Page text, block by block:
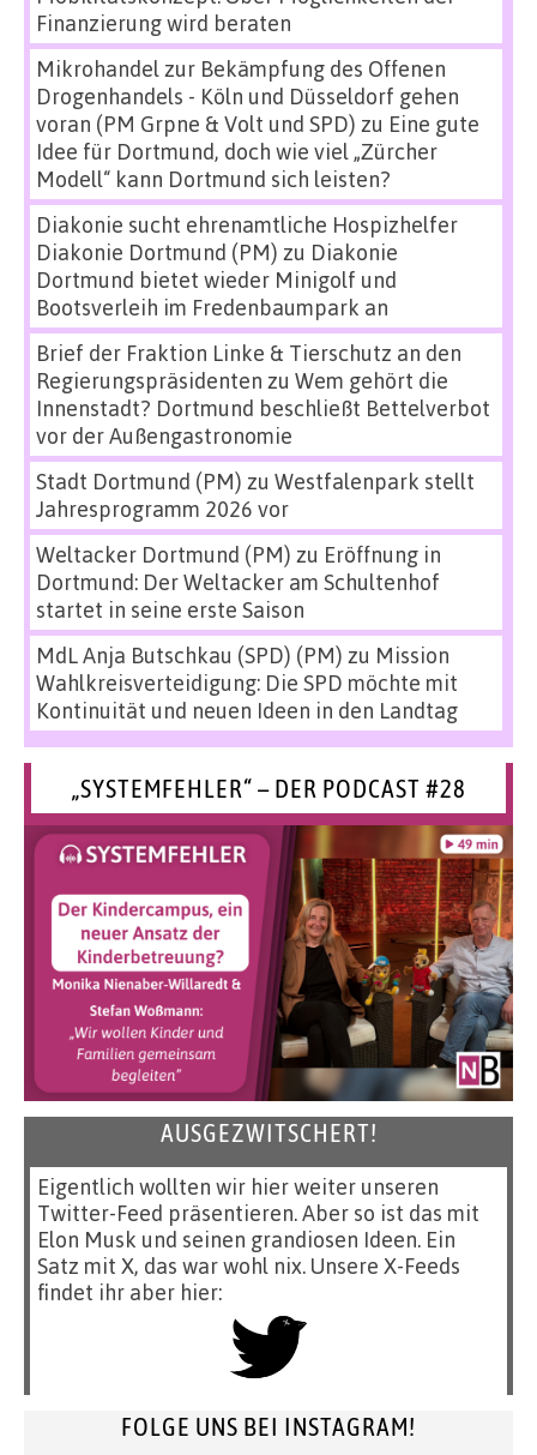
Finanzierung wird beraten
Mikrohandel zur Bekämpfung des Offenen
Drogenhandels - Köln und Düsseldorf gehen
voran (PM Grpne & Volt und SPD) zu Eine gute
Idee für Dortmund, doch wie viel „Zürcher
Modell“ kann Dortmund sich leisten?
Diakonie sucht ehrenamtliche Hospizhelfer
Diakonie Dortmund (PM) zu Diakonie
Dortmund bietet wieder Minigolf und
Bootsverleih im Fredenbaumpark an
Brief der Fraktion Linke & Tierschutz an den
Regierungspräsidenten zu Wem gehört die
Innenstadt? Dortmund beschließt Bettelverbot
vor der Außengastronomie
Stadt Dortmund (PM) zu Westfalenpark stellt
Jahresprogramm 2026 vor
Weltacker Dortmund (PM) zu Eröffnung in
Dortmund: Der Weltacker am Schultenhof
startet in seine erste Saison
MdL Anja Butschkau (SPD) (PM) zu Mission
Wahlkreisverteidigung: Die SPD möchte mit
Kontinuität und neuen Ideen in den Landtag
„SYSTEMFEHLER“ – DER PODCAST #28
AUSGEZWITSCHERT!
Eigentlich wollten wir hier weiter unseren
Twitter-Feed präsentieren. Aber so ist das mit
Elon Musk und seinen grandiosen Ideen. Ein
Satz mit X, das war wohl nix. Unsere X-Feeds
findet ihr aber hier:
FOLGE UNS BEI INSTAGRAM!